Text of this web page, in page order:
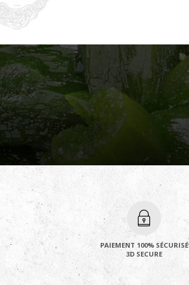
PAIEMENT 100% SÉCURISÉ
3D SECURE